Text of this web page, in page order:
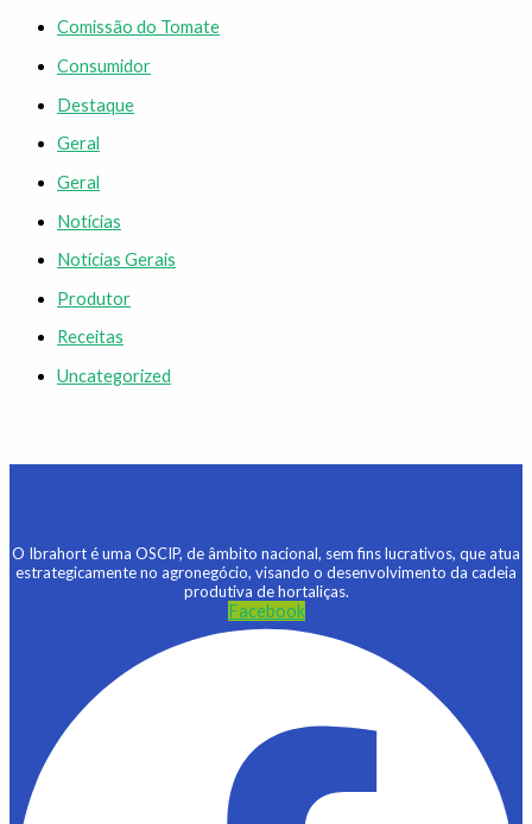
Comissão do Tomate
Consumidor
Destaque
Geral
Geral
Notícias
Notícias Gerais
Produtor
Receitas
Uncategorized
O Ibrahort é uma OSCIP, de âmbito nacional, sem fins lucrativos, que atua
estrategicamente no agronegócio, visando o desenvolvimento da cadeia
produtiva de hortaliças.
Facebook